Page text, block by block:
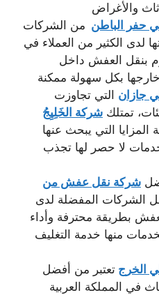
والأغراض
حفر الباطن من الشركات
لدى الكثير من العملاء في
بنقل العفش داخل
بكل سهولة ممكنة
جازان التي تجاوزت
تمتلك شركة الخَلِيِجُ
المزايا التي يبحث عنها
لا حصر لها تجذب
شركة نقل عفش من
الشركات المفضلة لدى
بطريقة محترفة وأداء
منها خدمة التغليف
الخرج تعتبر من أفضل
في المملكة العربية